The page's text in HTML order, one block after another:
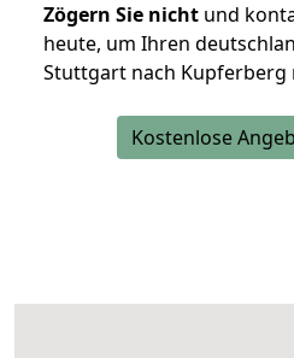
Zögern Sie nicht und
heute, um Ihren
Stuttgart nach Kupferberg
Kostenlose